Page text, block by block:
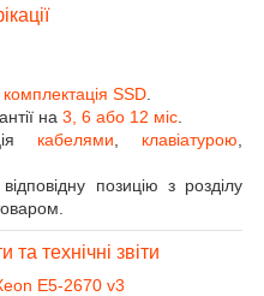
комплектація SSD
на 3, 6 або 12 міс
кабелями клавіатурою
позицію з розділу
та технічні звіти
E5-2670 v3